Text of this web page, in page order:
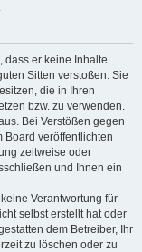
dass er keine Inhalte
Sitten verstoßen. Sie
die in Ihren
bzw. zu verwenden.
Bei Verstößen gegen
veröffentlichten
zeitweise oder
und Ihnen ein
Verantwortung für
selbst erstellt hat oder
dem Betreiber, Ihr
zu löschen oder zu